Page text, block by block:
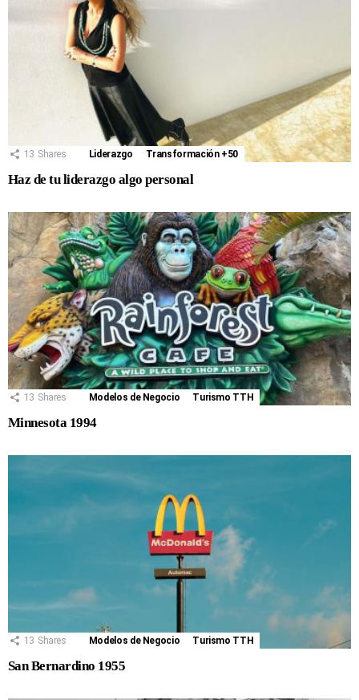
13 Shares Liderazgo Transformación +50
Haz de tu liderazgo algo personal
13 Shares Modelos de Negocio Turismo TTH
Minnesota 1994
13 Shares Modelos de Negocio Turismo TTH
San Bernardino 1955